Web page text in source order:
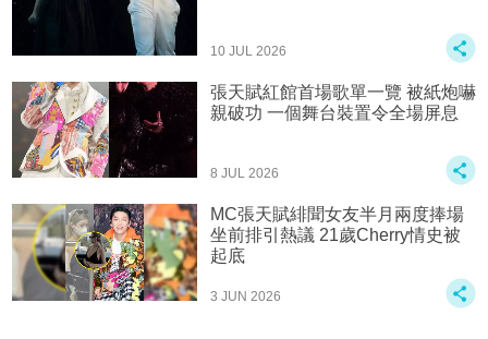
10 JUL 2026
張天賦紅館首場歌單一覽 被紙炮嚇
親破功 一個舞台裝置令全場屏息
8 JUL 2026
MC張天賦緋聞女友半月兩度捧場
坐前排引熱議 21歲Cherry情史被
起底
3 JUN 2026